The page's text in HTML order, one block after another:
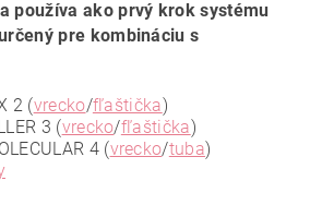
používa ako prvý krok systému
pre kombináciu s
2 (vrecko/fľaštička)
3 (vrecko/fľaštička)
4 (vrecko/tuba)